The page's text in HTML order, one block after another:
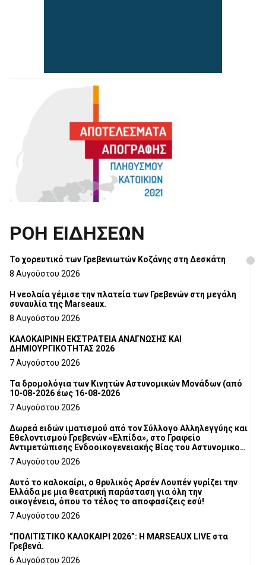
ΡΟΗ ΕΙΔΗΣΕΩΝ
Το χορευτικό των Γρεβενιωτών Κοζάνης στη Δεσκάτη
8 Αυγούστου 2026
Η νεολαία γέμισε την πλατεία των Γρεβενών στη μεγάλη
συναυλία της Marseaux.
8 Αυγούστου 2026
ΚΑΛΟΚΑΙΡΙΝΗ ΕΚΣΤΡΑΤΕΙΑ ΑΝΑΓΝΩΣΗΣ ΚΑΙ
ΔΗΜΙΟΥΡΓΙΚΟΤΗΤΑΣ 2026
7 Αυγούστου 2026
Τα δρομολόγια των Κινητών Αστυνομικών Μονάδων (από
10-08-2026 έως 16-08-2026
7 Αυγούστου 2026
Δωρεά ειδών ιματισμού από τον Σύλλογο Αλληλεγγύης και
Εθελοντισμού Γρεβενών «Ελπίδα», στο Γραφείο
Αντιμετώπισης Ενδοοικογενειακής Βίας του Αστυνομικού
Τμήματος Γρεβενών
7 Αυγούστου 2026
Αυτό το καλοκαίρι, ο θρυλικός Αρσέν Λουπέν γυρίζει την
Ελλάδα με μια θεατρική παράσταση για όλη την
οικογένεια, όπου το τέλος το αποφασίζεις εσύ!
7 Αυγούστου 2026
“ΠΟΛΙΤΙΣΤΙΚΟ ΚΑΛΟΚΑΙΡΙ 2026”: Η MARSEAUX LIVE στα
Γρεβενά.
6 Αυγούστου 2026